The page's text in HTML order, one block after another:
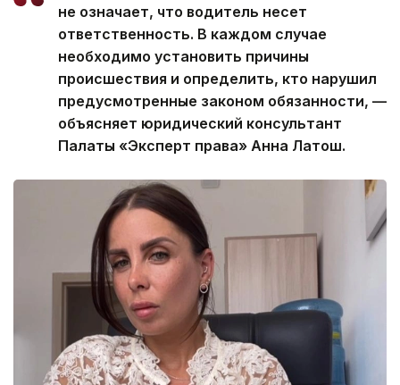
не означает, что водитель несет
ответственность. В каждом случае
необходимо установить причины
происшествия и определить, кто нарушил
предусмотренные законом обязанности, —
объясняет юридический консультант
Палаты «Эксперт права» Анна Латош.